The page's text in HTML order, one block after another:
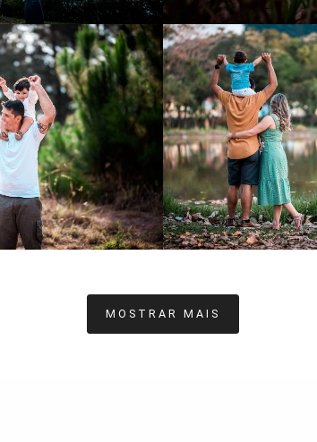
57 931
MOSTRAR MAIS